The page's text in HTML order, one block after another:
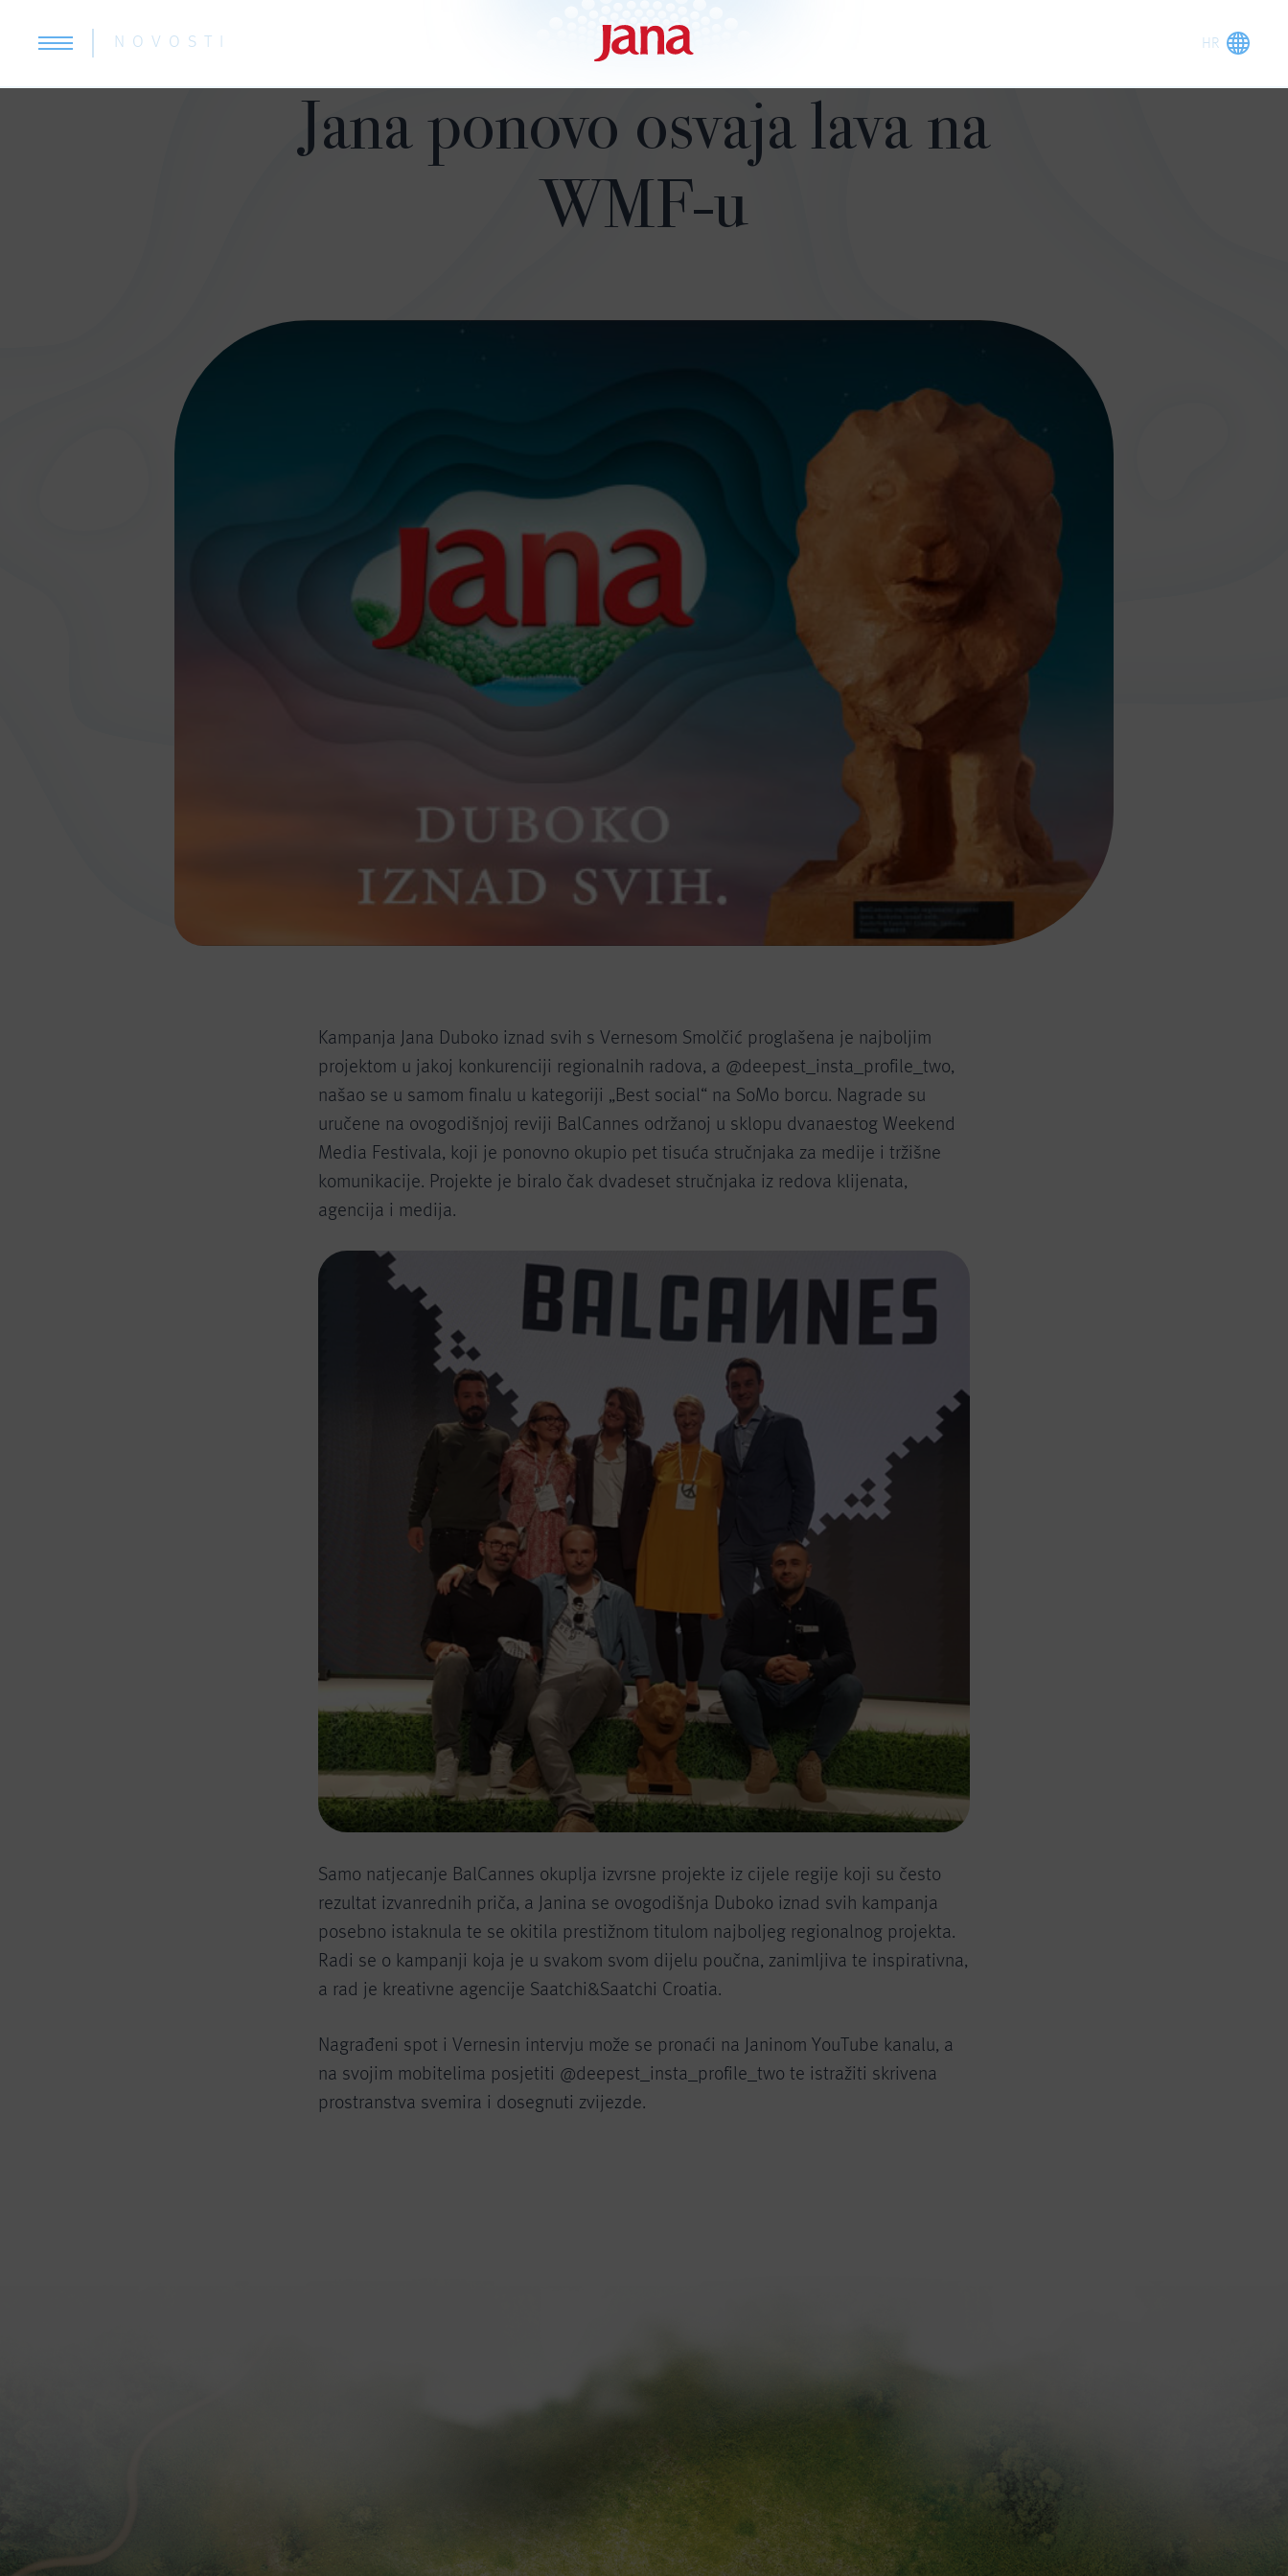
NOVOSTI
Jana ponovo osvaja lava na
WMF-u
Kampanja Jana Duboko iznad svih s Vernesom Smolčić proglašena je najboljim
projektom u jakoj konkurenciji regionalnih radova, a @deepest_insta_profile_two,
našao se u samom finalu u kategoriji „Best social“ na SoMo borcu. Nagrade su
uručene na ovogodišnjoj reviji BalCannes održanoj u sklopu dvanaestog Weekend
Media Festivala, koji je ponovno okupio pet tisuća stručnjaka za medije i tržišne
komunikacije. Projekte je biralo čak dvadeset stručnjaka iz redova klijenata,
agencija i medija.
Samo natjecanje BalCannes okuplja izvrsne projekte iz cijele regije koji su često
rezultat izvanrednih priča, a Janina se ovogodišnja Duboko iznad svih kampanja
posebno istaknula te se okitila prestižnom titulom najboljeg regionalnog projekta.
Radi se o kampanji koja je u svakom svom dijelu poučna, zanimljiva te inspirativna,
a rad je kreativne agencije Saatchi&Saatchi Croatia.
Nagrađeni spot i Vernesin intervju može se pronaći na Janinom YouTube kanalu, a
na svojim mobitelima posjetiti @deepest_insta_profile_two te istražiti skrivena
prostranstva svemira i dosegnuti zvijezde.